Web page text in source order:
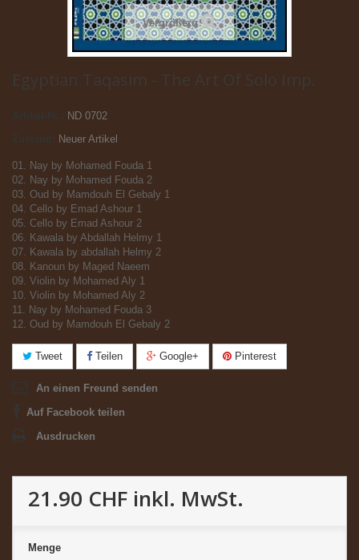
Vergrößern
Egyptian Taqasim - The Art Of Solo Imp.
Artikel-Nr.:
ND 0702
Zustand:
Neuer Artikel
01. Nay by Mohamed Fouda 1
02. Nay by Mohamed Fouda 2
03. Oud by Mamdouh El Gebaly 1
04. Cello by Emad Ashour 1
05. Cello by Emad Ashour 2
06. Kawala by Abdallah Helmy 1
07. Kawala by abdallah Helmy 2
08. Kanoun by Maged Naeem
09. Violin by Mohamed Aly 1
10. Violin by Mohamed Aly 2
11. Nay by Mohamed Fouda 3
12. Oud by Mamdouh El Gebaly 2
Tweet Teilen Google+ Pinterest
An einen Freund senden
Auf Facebook teilen
Ausdrucken
21.90 CHF inkl. MwSt.
Menge